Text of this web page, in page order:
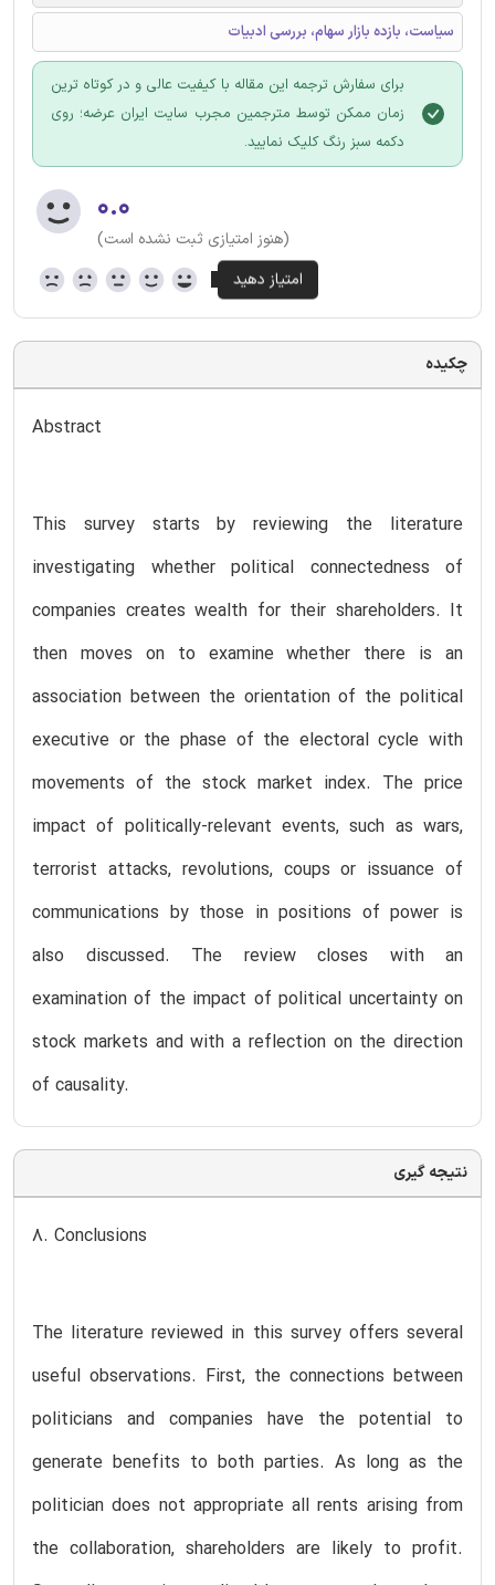
سیاست، بازده بازار سهام، بررسی ادبیات
برای سفارش ترجمه این مقاله با کیفیت عالی و در کوتاه ترین
زمان ممکن توسط مترجمین مجرب سایت ایران عرضه؛ روی
دکمه سبز رنگ کلیک نمایید.
۰.۰
(هنوز امتیازی ثبت نشده است)
چکیده
Abstract
This survey starts by reviewing the literature
investigating whether political connectedness of
companies creates wealth for their shareholders. It
then moves on to examine whether there is an
association between the orientation of the political
executive or the phase of the electoral cycle with
movements of the stock market index. The price
impact of politically-relevant events, such as wars,
terrorist attacks, revolutions, coups or issuance of
communications by those in positions of power is
also discussed. The review closes with an
examination of the impact of political uncertainty on
stock markets and with a reflection on the direction
of causality.
نتیجه گیری
8. Conclusions
The literature reviewed in this survey offers several
useful observations. First, the connections between
politicians and companies have the potential to
generate benefits to both parties. As long as the
politician does not appropriate all rents arising from
the collaboration, shareholders are likely to profit.